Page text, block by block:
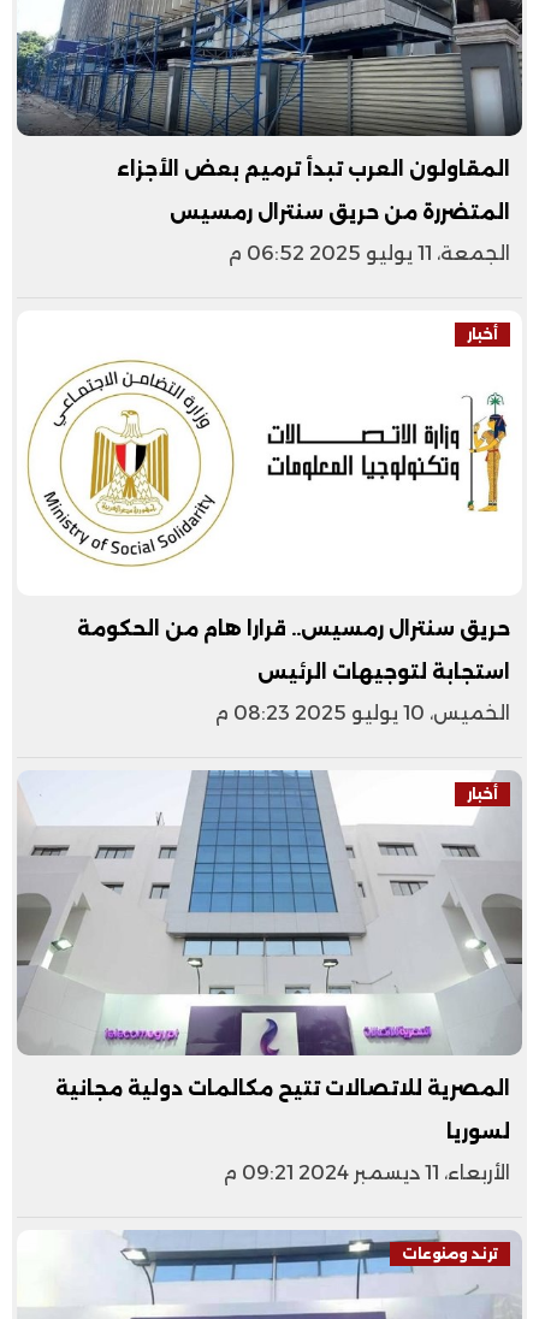
المقاولون العرب تبدأ ترميم بعض الأجزاء
المتضررة من حريق سنترال رمسيس
الجمعة، 11 يوليو 2025 06:52 م
أخبار
حريق سنترال رمسيس.. قرارا هام من الحكومة
استجابة لتوجيهات الرئيس
الخميس، 10 يوليو 2025 08:23 م
أخبار
المصرية للاتصالات تتيح مكالمات دولية مجانية
لسوريا
الأربعاء، 11 ديسمبر 2024 09:21 م
ترند ومنوعات